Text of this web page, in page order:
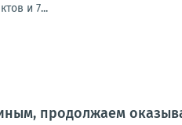
и 7...
продолжаем